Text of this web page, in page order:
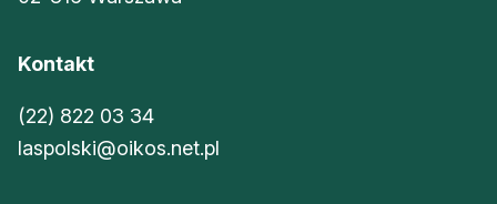
Kontakt
(22) 822 03 34
laspolski@oikos.net.pl